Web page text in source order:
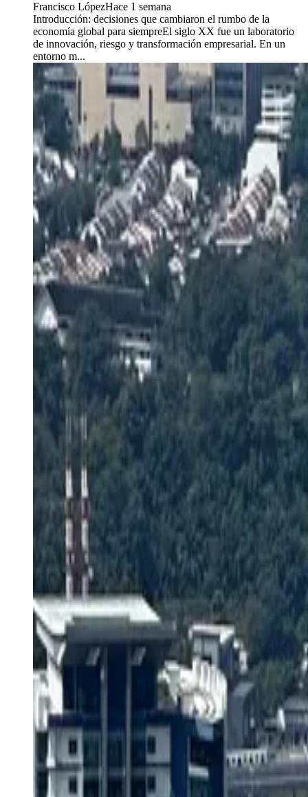
Francisco LópezHace 1 semana
Introducción: decisiones que cambiaron el rumbo de la
economía global para siempreEl siglo XX fue un laboratorio
de innovación, riesgo y transformación empresarial. En un
entorno m...